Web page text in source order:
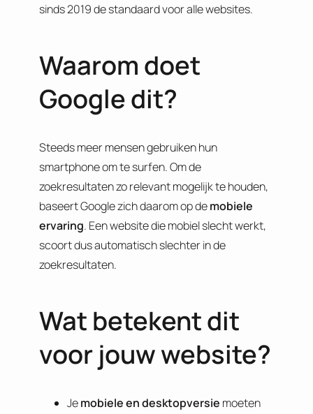
sinds 2019 de standaard voor alle websites.
Waarom doet
Google dit?
Steeds meer mensen gebruiken hun
smartphone om te surfen. Om de
zoekresultaten zo relevant mogelijk te houden,
baseert Google zich daarom op demobiele
ervaring. Een website die mobiel slecht werkt,
scoort dus automatisch slechter in de
zoekresultaten.
Wat betekent dit
voor jouw website?
Jemobiele en desktopversie moeten